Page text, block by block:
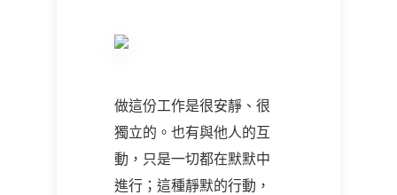
做這份工作是很安靜、很
獨立的。也有與他人的互
動，只是一切都在默默中
進行；這種靜默的行動，